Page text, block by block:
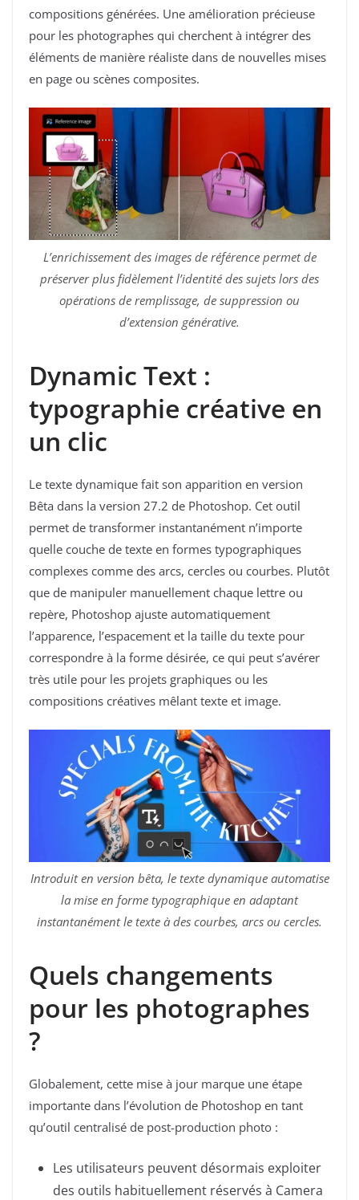
compositions générées. Une amélioration précieuse
pour les photographes qui cherchent à intégrer des
éléments de manière réaliste dans de nouvelles mises
en page ou scènes composites.
L’enrichissement des images de référence permet de
préserver plus fidèlement l’identité des sujets lors des
opérations de remplissage, de suppression ou
d’extension générative.
Dynamic Text :
typographie créative en
un clic
Le texte dynamique fait son apparition en version
Bêta dans la version 27.2 de Photoshop. Cet outil
permet de transformer instantanément n’importe
quelle couche de texte en formes typographiques
complexes comme des arcs, cercles ou courbes. Plutôt
que de manipuler manuellement chaque lettre ou
repère, Photoshop ajuste automatiquement
l’apparence, l’espacement et la taille du texte pour
correspondre à la forme désirée, ce qui peut s’avérer
très utile pour les projets graphiques ou les
compositions créatives mêlant texte et image.
Introduit en version bêta, le texte dynamique automatise
la mise en forme typographique en adaptant
instantanément le texte à des courbes, arcs ou cercles.
Quels changements
pour les photographes
?
Globalement, cette mise à jour marque une étape
importante dans l’évolution de Photoshop en tant
qu’outil centralisé de post-production photo :
Les utilisateurs peuvent désormais exploiter
des outils habituellement réservés à Camera